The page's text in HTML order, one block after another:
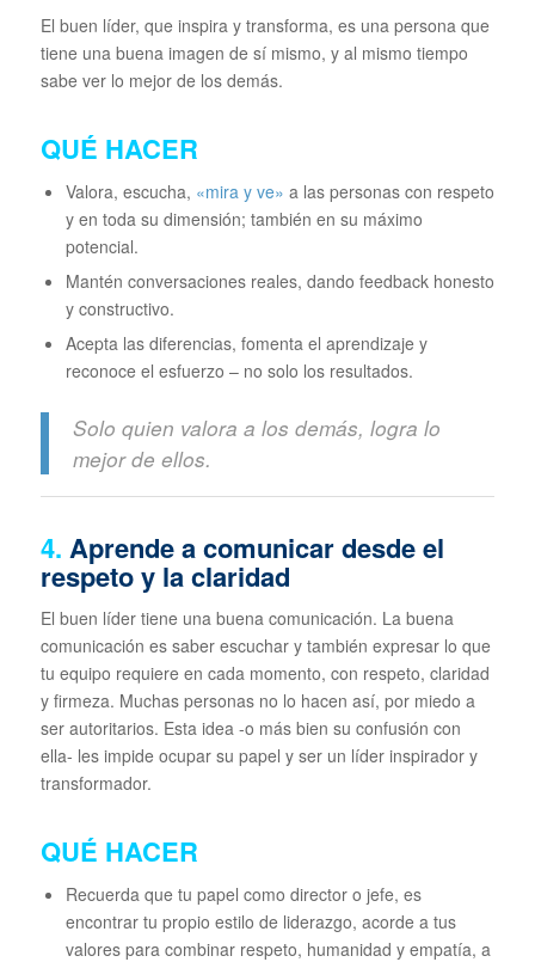
El buen líder, que inspira y transforma, es una persona que
tiene una buena imagen de sí mismo, y al mismo tiempo
sabe ver lo mejor de los demás.
QUÉ HACER
Valora, escucha, «mira y ve» a las personas con respeto
y en toda su dimensión; también en su máximo
potencial.
Mantén conversaciones reales, dando feedback honesto
y constructivo.
Acepta las diferencias, fomenta el aprendizaje y
reconoce el esfuerzo – no solo los resultados.
Solo quien valora a los demás, logra lo
mejor de ellos.
4. Aprende a comunicar desde el
respeto y la claridad
El buen líder tiene una buena comunicación. La buena
comunicación es saber escuchar y también expresar lo que
tu equipo requiere en cada momento, con respeto, claridad
y firmeza. Muchas personas no lo hacen así, por miedo a
ser autoritarios. Esta idea -o más bien su confusión con
ella- les impide ocupar su papel y ser un líder inspirador y
transformador.
QUÉ HACER
Recuerda que tu papel como director o jefe, es
encontrar tu propio estilo de liderazgo, acorde a tus
valores para combinar respeto, humanidad y empatía, a